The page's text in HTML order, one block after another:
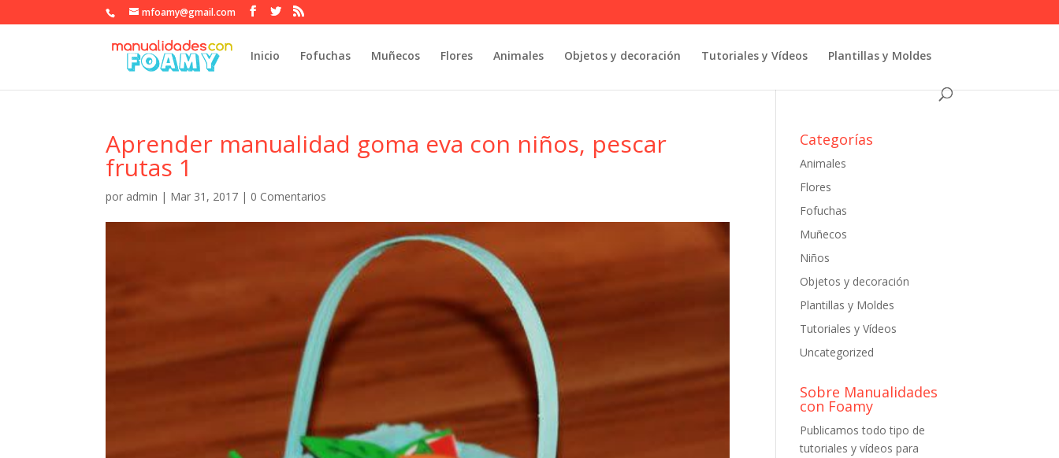
mfoamy@gmail.com
Inicio Fofuchas Muñecos Flores Animales Objetos y decoración Tutoriales y Vídeos Plantillas y Moldes
Aprender manualidad goma eva con niños, pescar
frutas 1
por admin | Mar 31, 2017 | 0 Comentarios
Categorías
Animales
Flores
Fofuchas
Muñecos
Niños
Objetos y decoración
Plantillas y Moldes
Tutoriales y Vídeos
Uncategorized
Sobre Manualidades
con Foamy
Publicamos todo tipo de
tutoriales y vídeos para